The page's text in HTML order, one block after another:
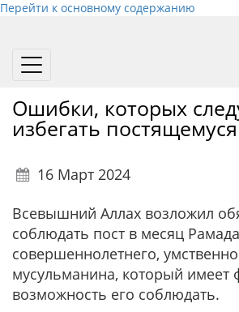
Перейти к основному содержанию
Toggle
Ошибки, которых
избегать постящемуся
16 Март 2024
Всевышний Аллах возложил
соблюдать пост в месяц
совершеннолетнего,
мусульманина, который имеет
возможность его соблюдать.